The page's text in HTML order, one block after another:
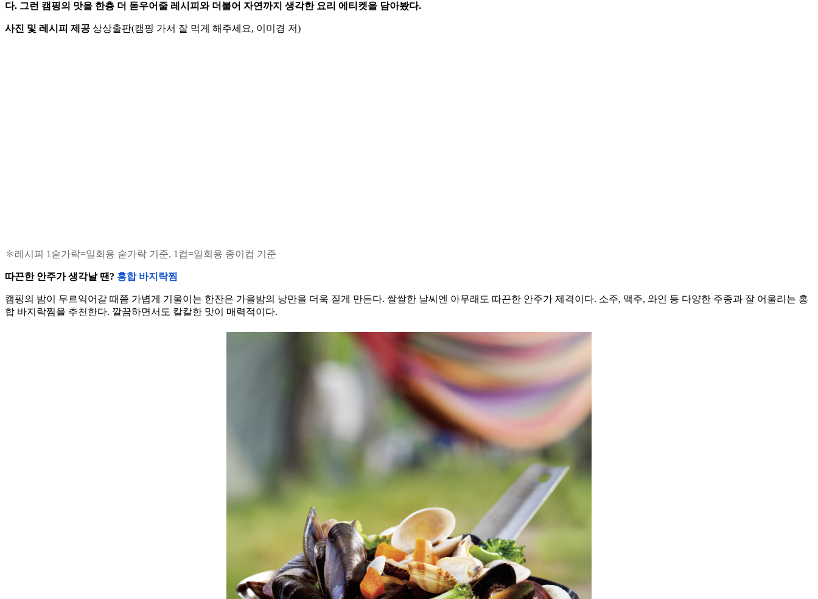
다. 그런 캠핑의 맛을 한층 더 돋우어줄 레시피와 더불어 자연까지 생각한 요리 에티켓을 담아봤다.
사진 및 레시피 제공 상상출판(캠핑 가서 잘 먹게 해주세요, 이미경 저)
✽레시피 1숟가락=일회용 숟가락 기준, 1컵=일회용 종이컵 기준
따끈한 안주가 생각날 땐? 홍합 바지락찜
캠핑의 밤이 무르익어갈 때쯤 가볍게 기울이는 한잔은 가을밤의 낭만을 더욱 짙게 만든다. 쌀쌀한 날씨엔 아무래도 따끈한 안주가 제격이다. 소주, 맥주, 와인 등 다양한 주종과 잘 어울리는 홍
합 바지락찜을 추천한다. 깔끔하면서도 칼칼한 맛이 매력적이다.